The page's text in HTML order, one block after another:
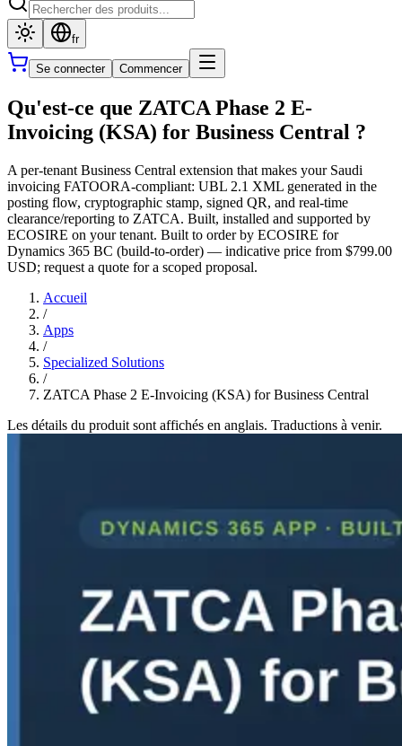
fr
Se connecter Commencer
Qu'est-ce que ZATCA Phase 2 E-
Invoicing (KSA) for Business Central ?
A per-tenant Business Central extension that makes your Saudi
invoicing FATOORA-compliant: UBL 2.1 XML generated in the
posting flow, cryptographic stamp, signed QR, and real-time
clearance/reporting to ZATCA. Built, installed and supported by
ECOSIRE on your tenant. Built to order by ECOSIRE for
Dynamics 365 BC (build-to-order) — indicative price from $799.00
USD; request a quote for a scoped proposal.
Accueil
/
Apps
/
Specialized Solutions
/
ZATCA Phase 2 E-Invoicing (KSA) for Business Central
Les détails du produit sont affichés en anglais. Traductions à venir.